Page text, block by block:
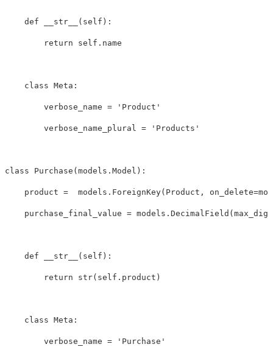
def __str__ ( self ):
return self . name
class Meta :
verbose_name = 'Product'
verbose_name_plural = 'Products'
class Purchase ( models . Model ):
product = models . ForeignKey( Product , on_delete=
purchase_final_value = models . DecimalField (
def __str__ ( self ):
return str( self . product )
class Meta :
verbose_name = 'Purchase'